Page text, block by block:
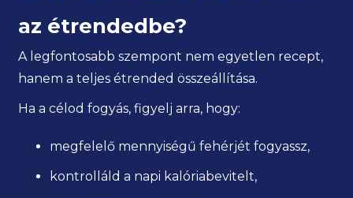
az étrendedbe?
A legfontosabb szempont nem egyetlen recept,
hanem a teljes étrended összeállítása.
Ha a célod fogyás, figyelj arra, hogy:
megfelelő mennyiségű fehérjét fogyassz,
kontrolláld a napi kalóriabevitelt,